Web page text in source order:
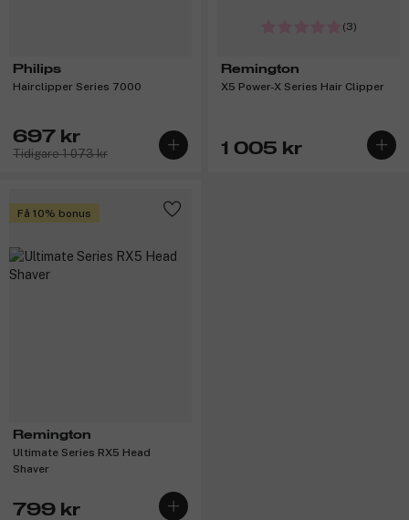
Philips
Hairclipper Series 7000
697 kr
Tidigare 1 073 kr
(3)
Remington
X5 Power-X Series Hair Clipper
1 005 kr
Få 10% bonus
Remington
Ultimate Series RX5 Head
Shaver
799 kr